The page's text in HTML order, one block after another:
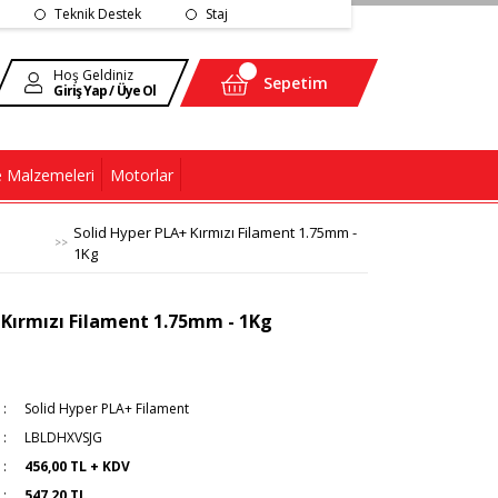
Teknik Destek Staj
Hoş Geldiniz
Giriş Yap / Üye Ol
Sepetim
Malzemeleri Motorlar
Solid Hyper PLA+ Kırmızı Filament 1.75mm -
1Kg
Filament 1.75mm - 1Kg
Solid Hyper PLA+ Filament
LBLDHXVSJG
456,00 TL + KDV